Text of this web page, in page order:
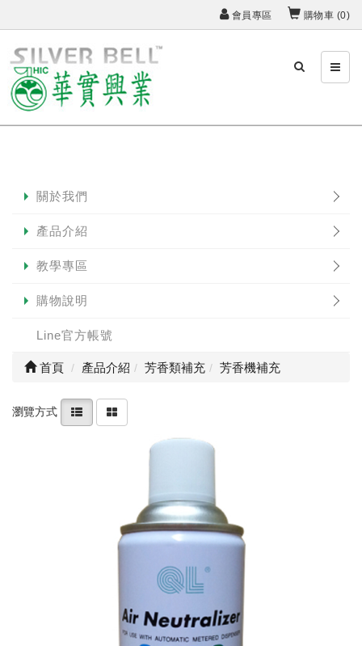
會員專區 購物車 (0)
關於我們
產品介紹
教學專區
購物說明
Line官方帳號
首頁 產品介紹 芳香類補充 芳香機補充
瀏覽方式